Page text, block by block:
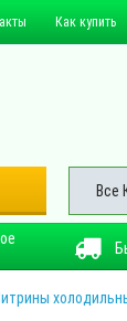
Как купить
Все